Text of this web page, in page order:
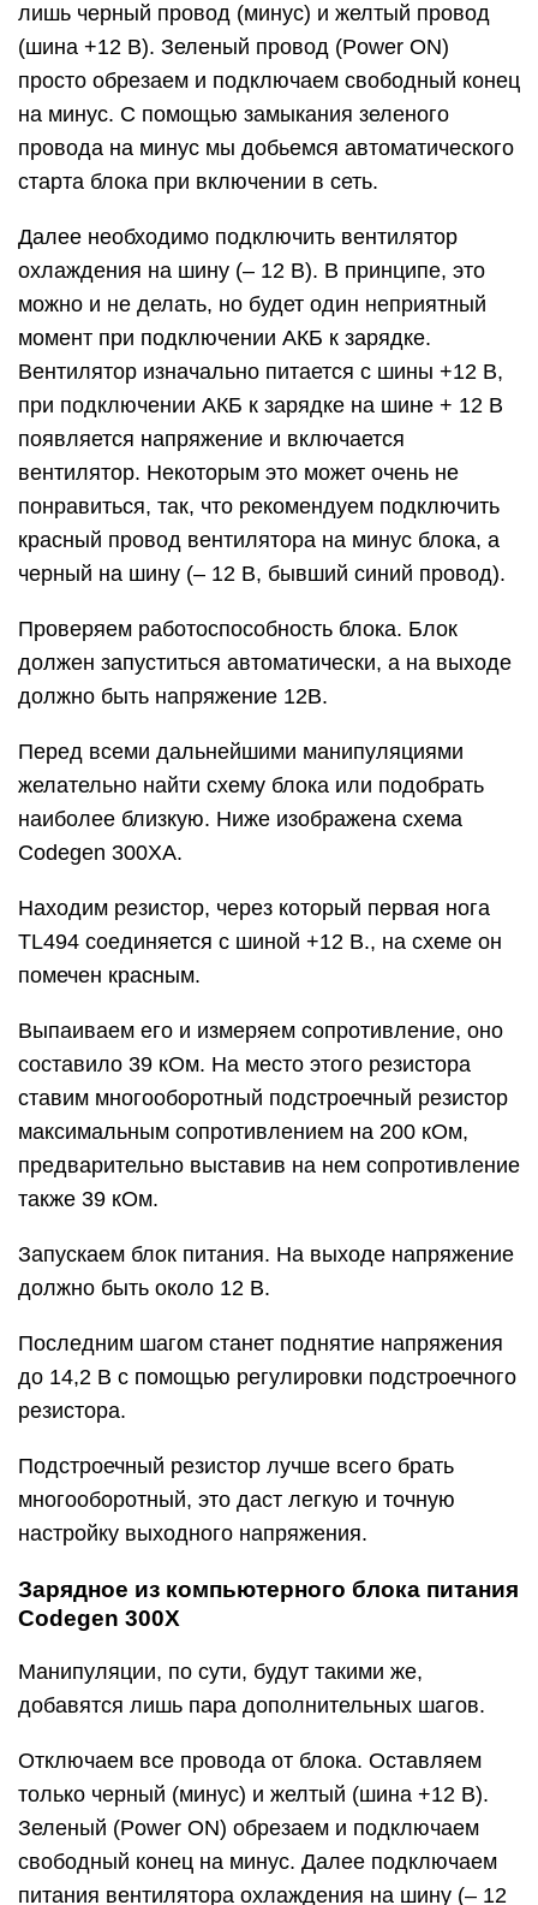
лишь черный провод (минус) и желтый провод
(шина +12 В). Зеленый провод (Power ON)
просто обрезаем и подключаем свободный конец
на минус. С помощью замыкания зеленого
провода на минус мы добьемся автоматического
старта блока при включении в сеть.
Далее необходимо подключить вентилятор
охлаждения на шину (– 12 В). В принципе, это
можно и не делать, но будет один неприятный
момент при подключении АКБ к зарядке.
Вентилятор изначально питается с шины +12 В,
при подключении АКБ к зарядке на шине + 12 В
появляется напряжение и включается
вентилятор. Некоторым это может очень не
понравиться, так, что рекомендуем подключить
красный провод вентилятора на минус блока, а
черный на шину (– 12 В, бывший синий провод).
Проверяем работоспособность блока. Блок
должен запуститься автоматически, а на выходе
должно быть напряжение 12В.
Перед всеми дальнейшими манипуляциями
желательно найти схему блока или подобрать
наиболее близкую. Ниже изображена схема
Codegen 300XA.
Находим резистор, через который первая нога
TL494 соединяется с шиной +12 В., на схеме он
помечен красным.
Выпаиваем его и измеряем сопротивление, оно
составило 39 кОм. На место этого резистора
ставим многооборотный подстроечный резистор
максимальным сопротивлением на 200 кОм,
предварительно выставив на нем сопротивление
также 39 кОм.
Запускаем блок питания. На выходе напряжение
должно быть около 12 В.
Последним шагом станет поднятие напряжения
до 14,2 В с помощью регулировки подстроечного
резистора.
Подстроечный резистор лучше всего брать
многооборотный, это даст легкую и точную
настройку выходного напряжения.
Зарядное из компьютерного блока питания
Codegen 300X
Манипуляции, по сути, будут такими же,
добавятся лишь пара дополнительных шагов.
Отключаем все провода от блока. Оставляем
только черный (минус) и желтый (шина +12 В).
Зеленый (Power ON) обрезаем и подключаем
свободный конец на минус. Далее подключаем
питания вентилятора охлаждения на шину (– 12